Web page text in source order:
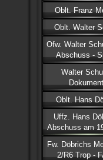
Oblt. Franz
Oblt. Walter
Ofw. Walter
Abschuss -
Walter
Oblt. Hans
Uffz. Hans
Abschuss am
Fw. Döbrichs
2/R6 Trop -